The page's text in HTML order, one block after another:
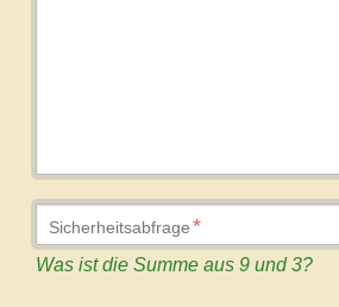
Pflichtfeld
Sicherheitsabfrage*
Was ist die Summe aus 9 und 3?